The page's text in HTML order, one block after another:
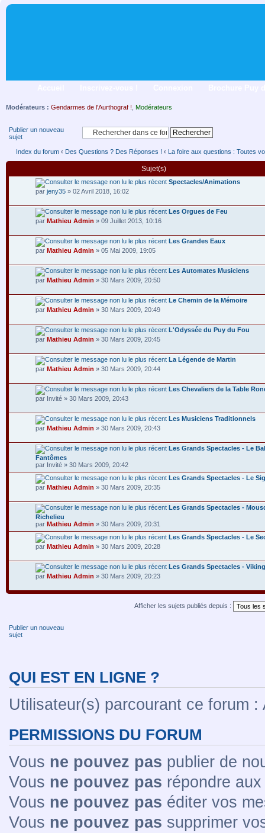
Modérateurs : Gendarmes de l'Aurthograf ! Modérateurs
Publier un nouveau
sujet
Index du forum ‹ Des Questions ? Des Réponses ! ‹ La foire aux questions : Toutes
Sujet(s)
Spectacles/Animations
par jeny35 » 02 Avril 2018, 16:02
Les Orgues de Feu
par Mathieu Admin » 09 Juillet 2013, 10:16
Les Grandes Eaux
par Mathieu Admin » 05 Mai 2009, 19:05
Les Automates Musiciens
par Mathieu Admin » 30 Mars 2009, 20:50
Le Chemin de la Mémoire
par Mathieu Admin » 30 Mars 2009, 20:49
L'Odyssée du Puy du Fou
par Mathieu Admin » 30 Mars 2009, 20:45
La Légende de Martin
par Mathieu Admin » 30 Mars 2009, 20:44
Les Chevaliers de la Table
par Invité » 30 Mars 2009, 20:43
Les Musiciens Traditionnels
par Mathieu Admin » 30 Mars 2009, 20:43
Les Grands Spectacles - Le
Fantômes
par Invité » 30 Mars 2009, 20:42
Les Grands Spectacles - Le
par Mathieu Admin » 30 Mars 2009, 20:35
Les Grands Spectacles -
Richelieu
par Mathieu Admin » 30 Mars 2009, 20:31
Les Grands Spectacles - Le
par Mathieu Admin » 30 Mars 2009, 20:28
Les Grands Spectacles -
par Mathieu Admin » 30 Mars 2009, 20:23
Afficher les sujets publiés depuis :
Publier un nouveau
sujet
QUI EST EN LIGNE ?
Utilisateur(s) parcourant ce forum
PERMISSIONS DU FORUM
Vous ne pouvez pas publier de
Vous ne pouvez pas répondre
Vous ne pouvez pas éditer vos
Vous ne pouvez pas supprimer